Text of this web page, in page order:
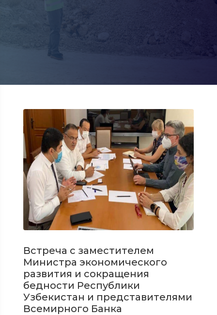
Встреча с заместителем
Министра экономического
развития и сокращения
бедности Республики
Узбекистан и представителями
Всемирного Банка